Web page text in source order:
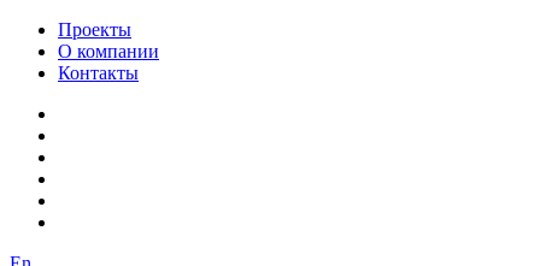
Проекты
О компании
Контакты